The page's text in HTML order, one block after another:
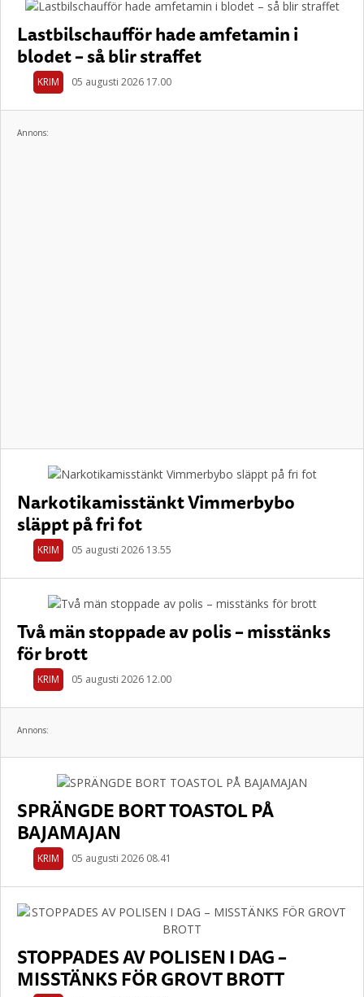
Lastbilschaufför hade amfetamin i
blodet – så blir straffet
KRIM 05 augusti 2026 17.00
Annons:
Narkotikamisstänkt Vimmerbybo
släppt på fri fot
KRIM 05 augusti 2026 13.55
Två män stoppade av polis – misstänks
för brott
KRIM 05 augusti 2026 12.00
Annons:
SPRÄNGDE BORT TOASTOL PÅ
BAJAMAJAN
KRIM 05 augusti 2026 08.41
STOPPADES AV POLISEN I DAG –
MISSTÄNKS FÖR GROVT BROTT